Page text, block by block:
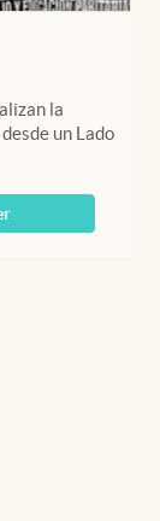
la
un Lado